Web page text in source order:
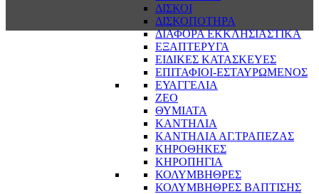
ΔΙΣΚΟΙ
ΔΙΣΚΟΠΟΤΗΡΑ
ΔΙΑΦΟΡΑ ΕΚΚΛΗΣΙΑΣΤΙΚΑ
ΕΞΑΠΤΕΡΥΓΑ
ΕΙΔΙΚΕΣ ΚΑΤΑΣΚΕΥΕΣ
ΕΠΙΤΑΦΙΟΙ-ΕΣΤΑΥΡΩΜΕΝΟΣ
ΕΥΑΓΓΕΛΙΑ
ΖΕΟ
ΘΥΜΙΑΤΑ
ΚΑΝΤΗΛΙΑ
ΚΑΝΤΗΛΙΑ ΑΓ.ΤΡΑΠΕΖΑΣ
ΚΗΡΟΘΗΚΕΣ
ΚΗΡΟΠΗΓΙΑ
ΚΟΛΥΜΒΗΘΡΕΣ
ΚΟΛΥΜΒΗΘΡΕΣ ΒΑΠΤΙΣΗΣ